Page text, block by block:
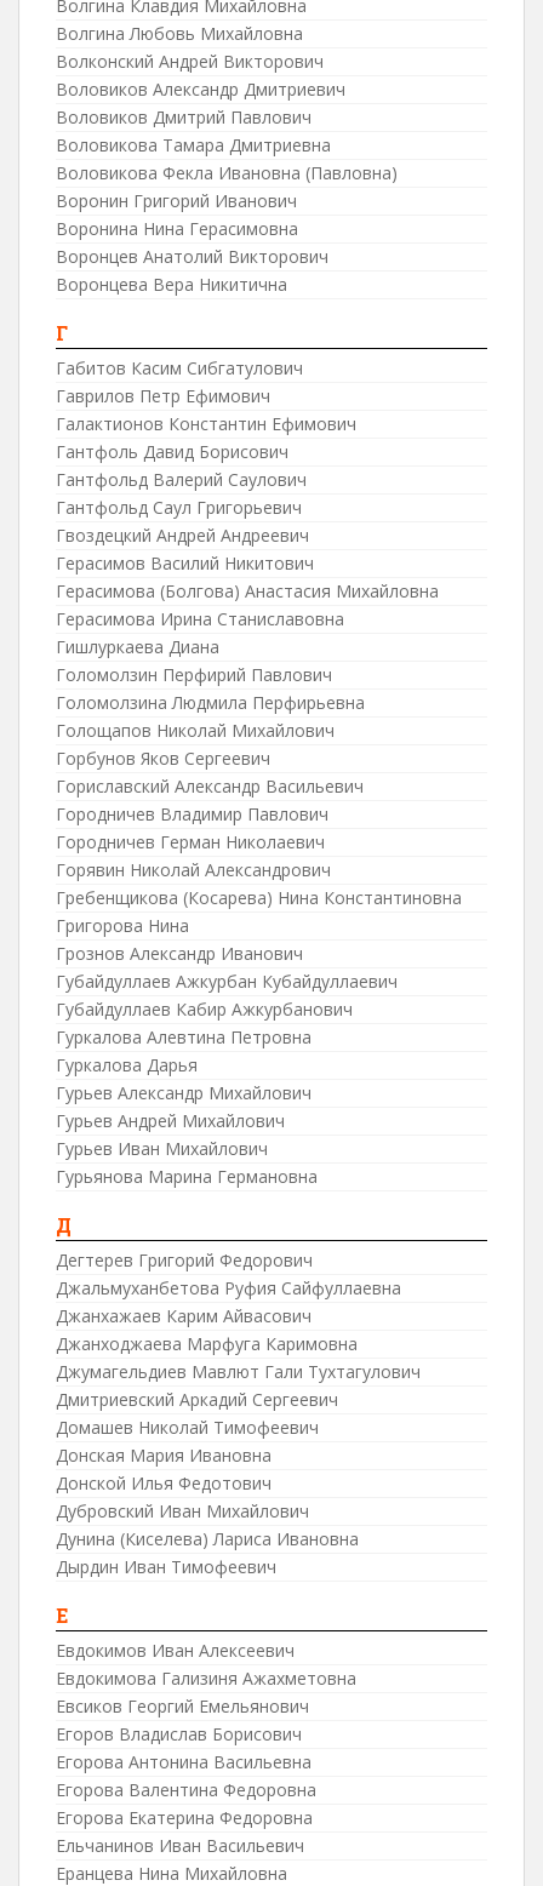
Волгина Клавдия Михайловна
Волгина Любовь Михайловна
Волконский Андрей Викторович
Воловиков Александр Дмитриевич
Воловиков Дмитрий Павлович
Воловикова Тамара Дмитриевна
Воловикова Фекла Ивановна (Павловна)
Воронин Григорий Иванович
Воронина Нина Герасимовна
Воронцев Анатолий Викторович
Воронцева Вера Никитична
Г
Габитов Касим Сибгатулович
Гаврилов Петр Ефимович
Галактионов Константин Ефимович
Гантфоль Давид Борисович
Гантфольд Валерий Саулович
Гантфольд Саул Григорьевич
Гвоздецкий Андрей Андреевич
Герасимов Василий Никитович
Герасимова (Болгова) Анастасия Михайловна
Герасимова Ирина Станиславовна
Гишлуркаева Диана
Голомолзин Перфирий Павлович
Голомолзина Людмила Перфирьевна
Голощапов Николай Михайлович
Горбунов Яков Сергеевич
Гориславский Александр Васильевич
Городничев Владимир Павлович
Городничев Герман Николаевич
Горявин Николай Александрович
Гребенщикова (Косарева) Нина Константиновна
Григорова Нина
Грознов Александр Иванович
Губайдуллаев Ажкурбан Кубайдуллаевич
Губайдуллаев Кабир Ажкурбанович
Гуркалова Алевтина Петровна
Гуркалова Дарья
Гурьев Александр Михайлович
Гурьев Андрей Михайлович
Гурьев Иван Михайлович
Гурьянова Марина Германовна
Д
Дегтерев Григорий Федорович
Джальмуханбетова Руфия Сайфуллаевна
Джанхажаев Карим Айвасович
Джанходжаева Марфуга Каримовна
Джумагельдиев Мавлют Гали Тухтагулович
Дмитриевский Аркадий Сергеевич
Домашев Николай Тимофеевич
Донская Мария Ивановна
Донской Илья Федотович
Дубровский Иван Михайлович
Дунина (Киселева) Лариса Ивановна
Дырдин Иван Тимофеевич
Е
Евдокимов Иван Алексеевич
Евдокимова Гализиня Ажахметовна
Евсиков Георгий Емельянович
Егоров Владислав Борисович
Егорова Антонина Васильевна
Егорова Валентина Федоровна
Егорова Екатерина Федоровна
Ельчанинов Иван Васильевич
Еранцева Нина Михайловна